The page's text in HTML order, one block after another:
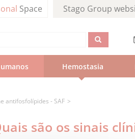
Space Stago Group
Hemostasia
antifosfolípides - SAF
são os sinais